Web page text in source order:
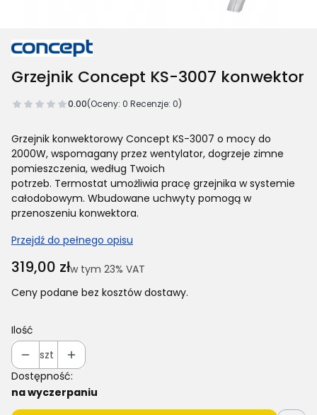
Grzejnik Concept KS-3007 konwektor
0.00(Oceny: 0 Recenzje: 0)
Grzejnik konwektorowy Concept KS-3007 o mocy do
2000W, wspomagany przez wentylator, dogrzeje zimne
pomieszczenia, według Twoich
potrzeb. Termostat umożliwia pracę grzejnika w systemie
całodobowym. Wbudowane uchwyty pomogą w
przenoszeniu konwektora.
Przejdź do pełnego opisu
Cena
319,00 złw tym 23% VAT
w tym 23% VAT
Ceny podane bez kosztów dostawy.
Ilość
szt
Dostępność:
na wyczerpaniu